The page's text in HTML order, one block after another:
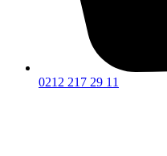
0212 217 29 11